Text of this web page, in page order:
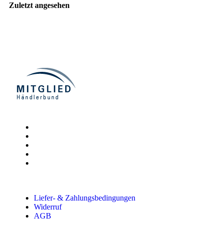
Zuletzt angesehen
Liefer- & Zahlungsbedingungen
Widerruf
AGB